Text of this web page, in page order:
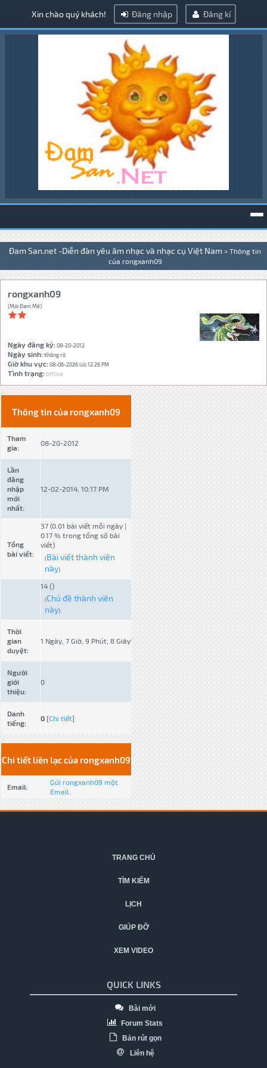
Xin chào quý khách! Đăng nhập Đăng kí
Đam San.net -Diễn đàn yêu âm nhạc và nhạc cụ Việt Nam > Thông tin
của rongxanh09
rongxanh09
(Mới Đam Mê)
Ngày đăng ký:08-20-2012
Ngày sinh: Không rõ
Giờ khu vực:08-06-2026 lúc 12:26 PM
Tình trạng:Offline
Thông tin của rongxanh09
Tham
gia:
08-20-2012
Lần
đăng
nhập
mới
nhất:
12-02-2014, 10:17 PM
Tổng
bài viết:
37 (0.01 bài viết mỗi ngày |
0.17 % trong tổng số bài
viết)
(Bài viết thành viên
này)
14 ()
(Chủ đề thành viên
này)
Thời
gian
duyệt:
1 Ngày, 7 Giờ, 9 Phút, 8 Giây
Người
giới
thiệu:
0
Danh
tiếng:
0 [Chi tiết]
Chi tiết liên lạc của rongxanh09
Email:
Gửi rongxanh09 một
Email.
TRANG CHỦ
TÌM KIẾM
LỊCH
GIÚP ĐỠ
XEM VIDEO
QUICK LINKS
Bài mới
Forum Stats
Bản rút gọn
Liên hệ